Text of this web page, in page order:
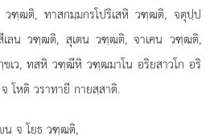
ฑฺฒติ, ทาสกมฺมกรโปริเสหิ วฑฺฒติ, จตุปฺป
ลน วฑฺฒติ, สุเตน วฑฺฒติ, จาเคน วฑฺฒติ,
ว, ทสหิ วฑฺฒีหิ วฑฺฒมาโน อริยสาวโก อริ
โหติ วราทายี กายสฺสาติ.
น จ โยธ วฑฺฒติ,